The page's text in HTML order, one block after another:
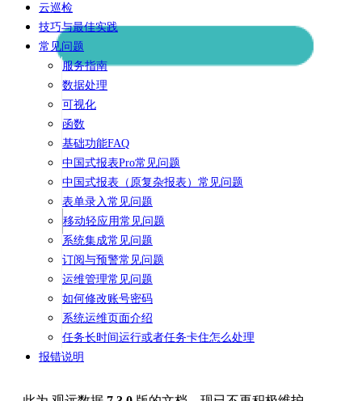
云巡检
技巧与最佳实践
常见问题
服务指南
数据处理
可视化
函数
基础功能FAQ
中国式报表Pro常见问题
中国式报表（原复杂报表）常见问题
表单录入常见问题
移动轻应用常见问题
系统集成常见问题
订阅与预警常见问题
运维管理常见问题
如何修改账号密码
系统运维页面介绍
任务长时间运行或者任务卡住怎么处理
报错说明